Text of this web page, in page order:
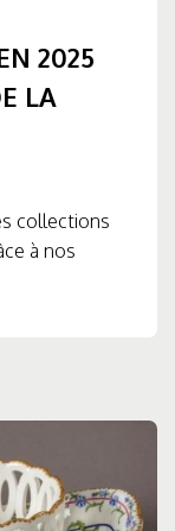
2025
LA
collections
à nos